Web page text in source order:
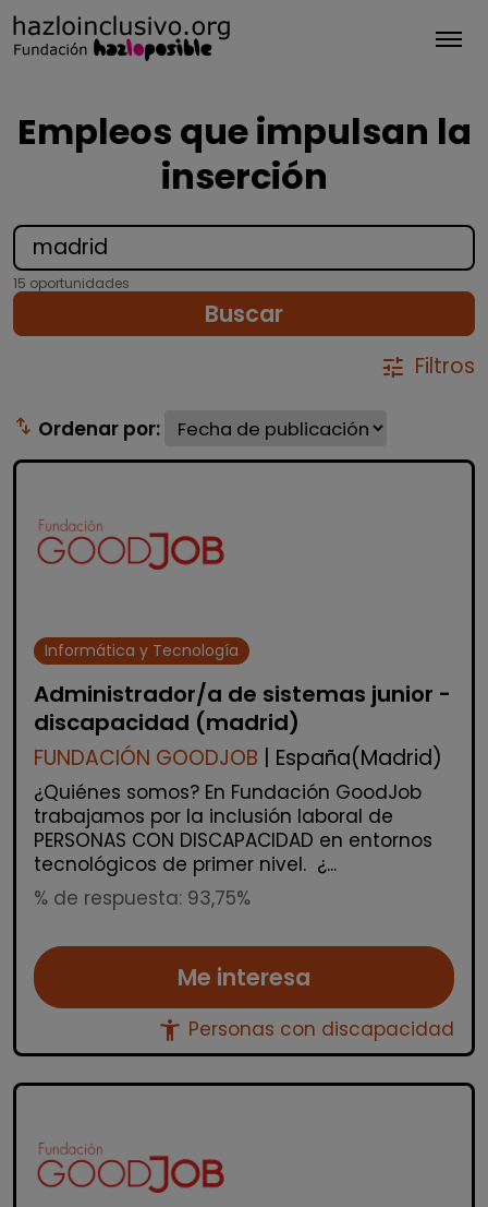
Empleos que impulsan la
inserción
15 oportunidades
Buscar
tune Filtros
swap_vert Ordenar por:
Informática y Tecnología
Administrador/a de sistemas junior -
discapacidad (madrid)
FUNDACIÓN GOODJOB | España(Madrid)
¿Quiénes somos? En Fundación GoodJob
trabajamos por la inclusión laboral de
PERSONAS CON DISCAPACIDAD en entornos
tecnológicos de primer nivel. ¿...
% de respuesta: 93,75%
Me interesa
accessibility_new Personas con discapacidad